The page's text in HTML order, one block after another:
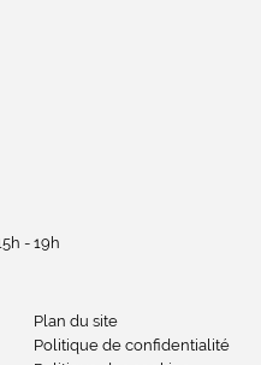
- 19h
Plan du site
Politique de confidentialité